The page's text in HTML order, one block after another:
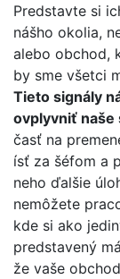
Predstavte si
nášho okolia,
alebo obchod,
by sme všetci
Tieto signály
ovplyvniť naše
časť na
ísť za šéfom a
neho ďalšie
nemôžete
kde si ako
predstavený
že vaše